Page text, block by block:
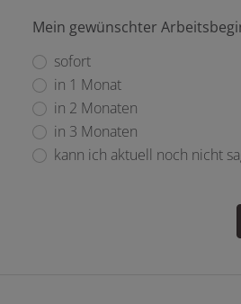
Mein gewünschter
sofort
in 1 Monat
in 2 Monaten
in 3 Monaten
kann ich aktuell noch nicht